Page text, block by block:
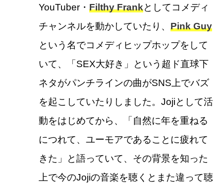
YouTuber・ Filthy Frankとしてコメディ
チャンネルを動かしていたり、 Pink Guy
という名でコメディヒップホップをして
いて、「SEX大好き」という超ド直球下
ネタがパンチラインの曲がSNS上でバズ
を起こしていたりしました。Jojiとして活
動をはじめてから、「自然に年を重ねる
につれて、ユーモアであることに疲れて
きた」と語っていて、その背景を知った
上で今のJojiの音楽を聴くとまた違って聴